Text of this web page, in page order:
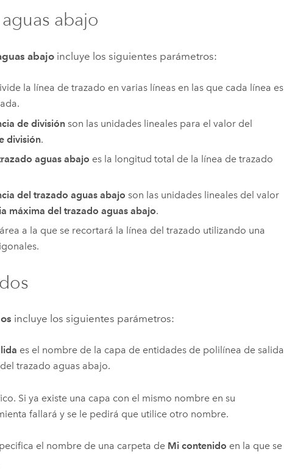
abajo
abajo incluye los siguientes parámetros:
la línea de trazado en varias líneas en las que cada línea es
de divisiónson las unidades lineales para el valor del
división.
aguas abajo es la longitud total de la línea de trazado
del trazado aguas abajo son las unidades lineales del valor
máxima del trazado aguas abajo.
a la que se recortará la línea del trazado utilizando una
incluye los siguientes parámetros:
es el nombre de la capa de entidades de polilínea de salida
trazado aguas abajo.
Si ya existe una capa con el mismo nombre en su
fallará y se le pedirá que utilice otro nombre.
el nombre de una carpeta de Mi contenido en la que se